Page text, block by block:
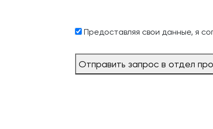
Предоставляя свои данные, я
Отправить запрос в отдел